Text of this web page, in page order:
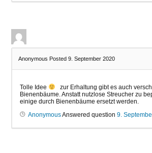
Anonymous Posted 9. September 2020
Tolle Idee
zur Erhaltung gibt es auch
Bienenbäume. Anstatt nutzlose Streucher zu
einige durch Bienenbäume ersetzt werden.
AnonymousAnswered question 9.